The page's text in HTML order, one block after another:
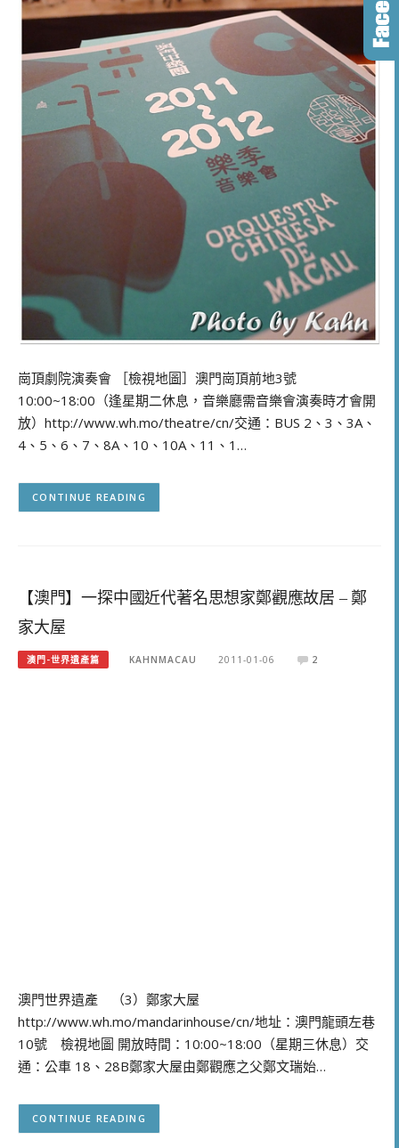
崗頂劇院演奏會 ［檢視地圖］澳門崗頂前地3號
10:00~18:00（逢星期二休息，音樂廳需音樂會演奏時才會開
放）http://www.wh.mo/theatre/cn/交通：BUS 2、3、3A、
4、5、6、7、8A、10、10A、11、1…
CONTINUE READING
【澳門】一探中國近代著名思想家鄭觀應故居 – 鄭
家大屋
澳門-世界遺產篇 KAHNMACAU 2011-01-06 2
澳門世界遺產 （3）鄭家大屋
http://www.wh.mo/mandarinhouse/cn/地址：澳門龍頭左巷
10號 檢視地圖 開放時間：10:00~18:00（星期三休息）交
通：公車 18、28B鄭家大屋由鄭觀應之父鄭文瑞始…
CONTINUE READING